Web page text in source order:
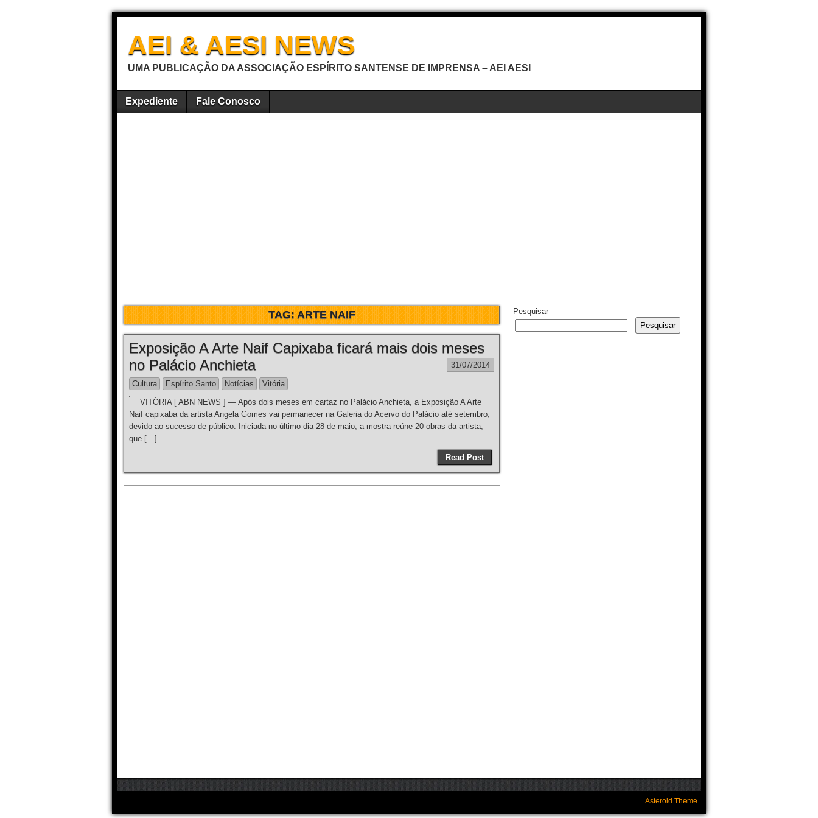
AEI & AESI NEWS
UMA PUBLICAÇÃO DA ASSOCIAÇÃO ESPÍRITO SANTENSE DE IMPRENSA – AEI AESI
Expediente Fale Conosco
TAG:ARTE NAIF
Exposição A Arte Naif Capixaba ficará mais dois meses
no Palácio Anchieta
31/07/2014
Cultura Espírito Santo Notícias
Vitória
VITÓRIA [ ABN NEWS ] — Após dois meses em cartaz no Palácio Anchieta, a Exposição A Arte
Naif capixaba da artista Angela Gomes vai permanecer na Galeria do Acervo do Palácio até setembro,
devido ao sucesso de público. Iniciada no último dia 28 de maio, a mostra reúne 20 obras da artista,
que […]
Read Post
Pesquisar
Pesquisar
Asteroid Theme